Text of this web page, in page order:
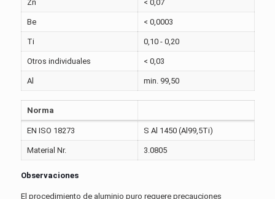
Zn < 0,07
Be < 0,0003
Ti 0,10 - 0,20
Otros individuales < 0,03
Al min. 99,50
Norma
EN ISO 18273 S Al 1450 (Al99,5Ti)
Material Nr. 3.0805
Observaciones
El procedimiento de aluminio puro requere precauciones